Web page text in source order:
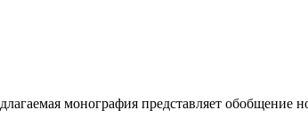
монография представляет